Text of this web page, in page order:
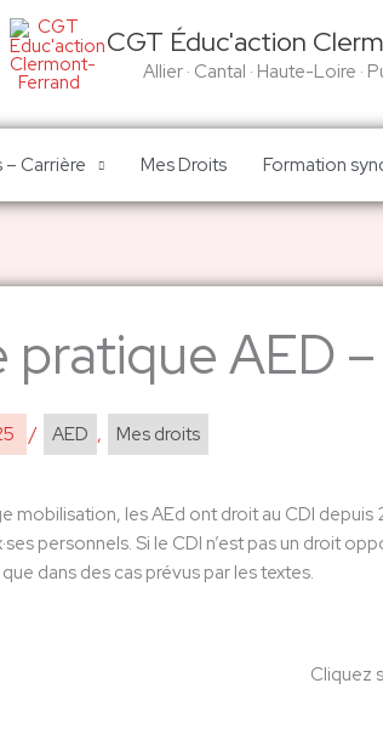
CGT Éduc'action
Allier · Cantal · Haute-Loire ·
Carrière Mes Droits Formation
pratique AED
/ AED , Mes droits
mobilisation, les AEd ont droit au CDI
personnels. Si le CDI n’est pas un droit
dans des cas prévus par les textes.
Cliquez